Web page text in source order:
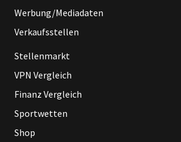
Werbung/Mediadaten
Verkaufsstellen
Stellenmarkt
VPN Vergleich
Finanz Vergleich
Sportwetten
Shop